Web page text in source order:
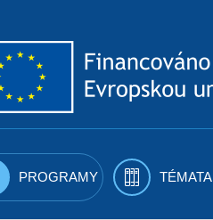
PROGRAMY TÉMATA